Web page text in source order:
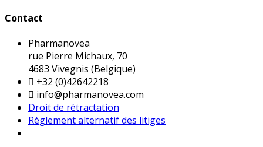
Contact
Pharmanovea
rue Pierre Michaux, 70
4683 Vivegnis (Belgique)
 +32 (0)42642218
 info@pharmanovea.com
Droit de rétractation
Règlement alternatif des litiges